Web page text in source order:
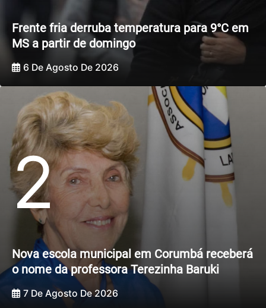
Frente fria derruba temperatura para 9°C em
MS a partir de domingo
6 De Agosto De 2026
2
Nova escola municipal em Corumbá receberá
o nome da professora Terezinha Baruki
7 De Agosto De 2026